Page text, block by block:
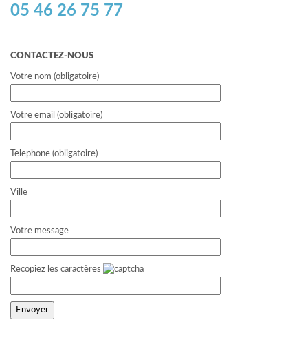
05 46 26 75 77
CONTACTEZ-NOUS
Votre nom (obligatoire)
Votre email (obligatoire)
Telephone (obligatoire)
Ville
Votre message
Recopiez les caractères